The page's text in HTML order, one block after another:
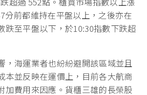
分前都維持在平盤以上，之後亦在
跌至平盤以下，於10:30指數下跌超
，海運業者也紛紛避開該區域並且
本並反映在運價上，目前各大航商
加費用來因應。貨櫃三雄的長榮股